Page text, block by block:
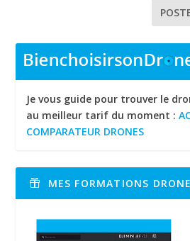
Je vous guide pour trouver le
au meilleur tarif du moment :
COMPARATEUR DRONES
MES FORMATIONS DRONE